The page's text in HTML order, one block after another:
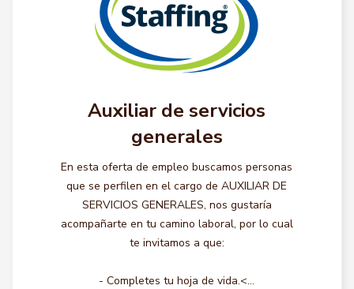
Auxiliar de servicios
generales
En esta oferta de empleo buscamos personas
que se perfilen en el cargo de AUXILIAR DE
SERVICIOS GENERALES, nos gustaría
acompañarte en tu camino laboral, por lo cual
te invitamos a que:
- Completes tu hoja de vida.<...